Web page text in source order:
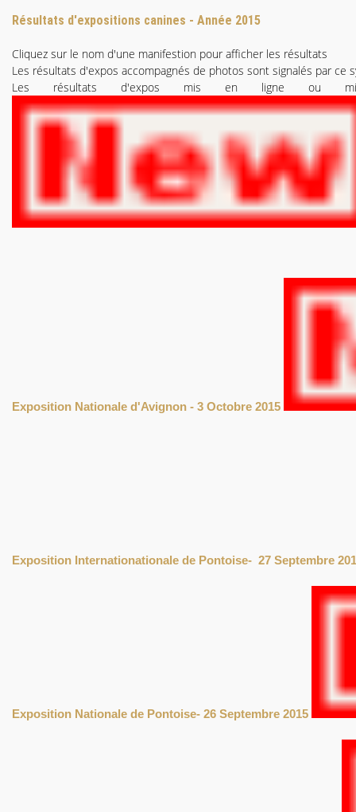
Résultats d'expositions canines - Année 2015
Cliquez sur le nom d'une manifestion pour afficher les résultats
Les résultats d'expos accompagnés de photos sont signalés par ce
Les résultats d'expos mis en ligne ou
Exposition Nationale d'Avignon - 3 Octobre 2015
Exposition Internationationale de Pontoise- 27 Septembre
Exposition Nationale de Pontoise- 26 Septembre 2015